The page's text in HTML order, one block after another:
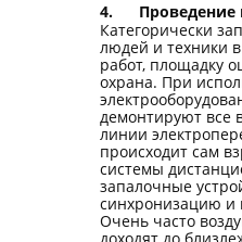
4.
Категорически
людей и техники
работ, площадку
охрана. При
демонтируют все
линии
происходит сам
системы
запалочные
синхронизацию и
Очень часто